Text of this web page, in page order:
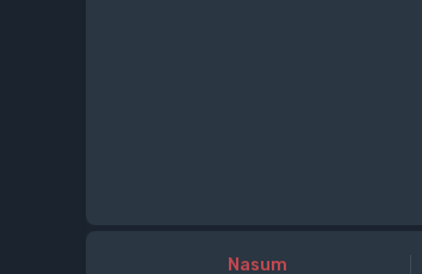
Nasum